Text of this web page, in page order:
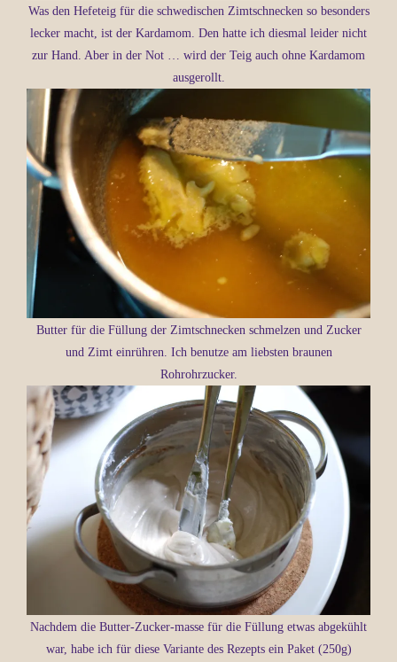
Was den Hefeteig für die schwedischen Zimtschnecken so besonders
lecker macht, ist der Kardamom. Den hatte ich diesmal leider nicht
zur Hand. Aber in der Not … wird der Teig auch ohne Kardamom
ausgerollt.
Butter für die Füllung der Zimtschnecken schmelzen und Zucker
und Zimt einrühren. Ich benutze am liebsten braunen
Rohrohrzucker.
Nachdem die Butter-Zucker-masse für die Füllung etwas abgekühlt
war, habe ich für diese Variante des Rezepts ein Paket (250g)